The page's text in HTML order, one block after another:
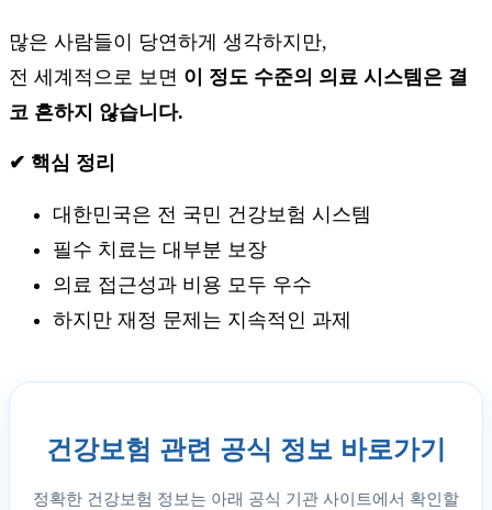
많은 사람들이 당연하게 생각하지만,
전 세계적으로 보면 이 정도 수준의 의료 시스템은 결
코 흔하지 않습니다.
✔ 핵심 정리
대한민국은 전 국민 건강보험 시스템
필수 치료는 대부분 보장
의료 접근성과 비용 모두 우수
하지만 재정 문제는 지속적인 과제
건강보험 관련 공식 정보 바로가기
정확한 건강보험 정보는 아래 공식 기관 사이트에서 확인할